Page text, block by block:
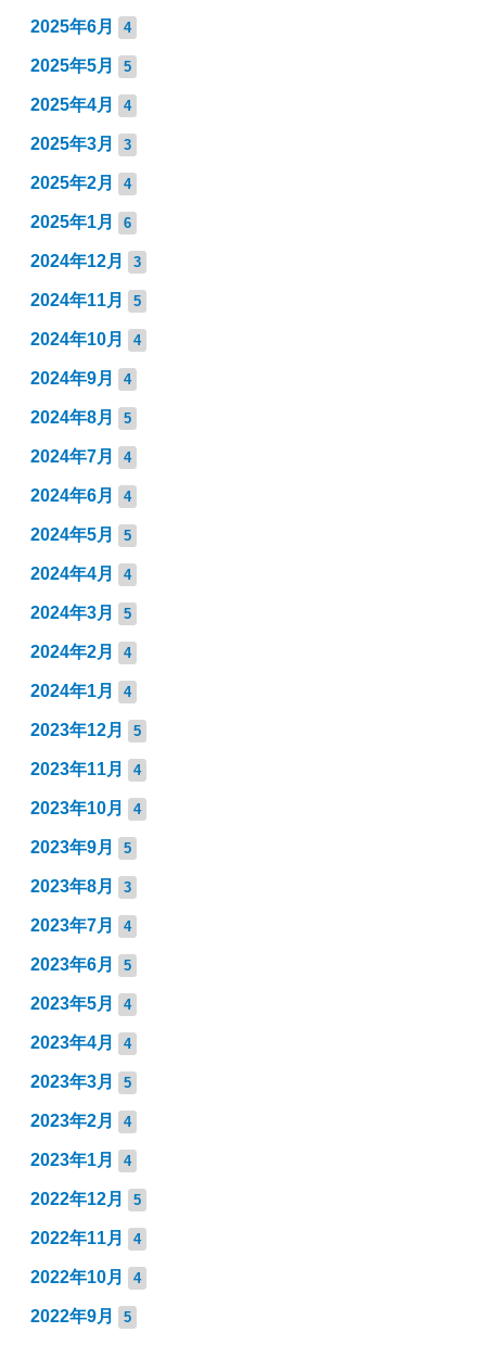
2025年6月 4
2025年5月 5
2025年4月 4
2025年3月 3
2025年2月 4
2025年1月 6
2024年12月 3
2024年11月 5
2024年10月 4
2024年9月 4
2024年8月 5
2024年7月 4
2024年6月 4
2024年5月 5
2024年4月 4
2024年3月 5
2024年2月 4
2024年1月 4
2023年12月 5
2023年11月 4
2023年10月 4
2023年9月 5
2023年8月 3
2023年7月 4
2023年6月 5
2023年5月 4
2023年4月 4
2023年3月 5
2023年2月 4
2023年1月 4
2022年12月 5
2022年11月 4
2022年10月 4
2022年9月 5